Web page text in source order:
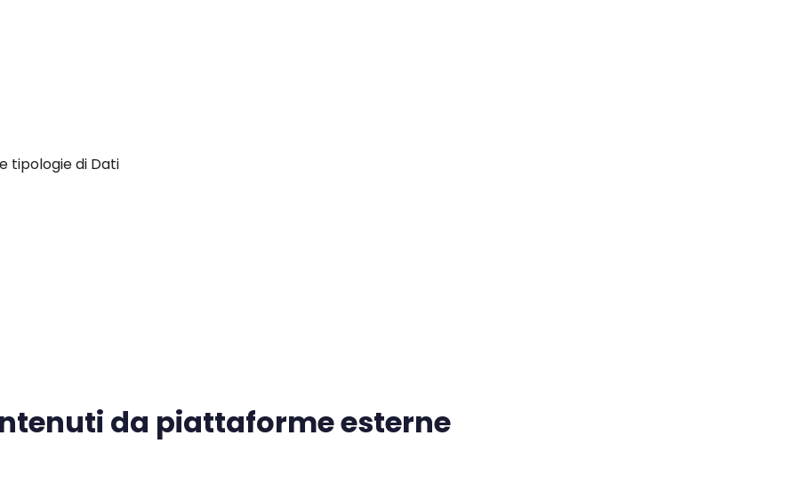
tipologie di Dati
da piattaforme esterne